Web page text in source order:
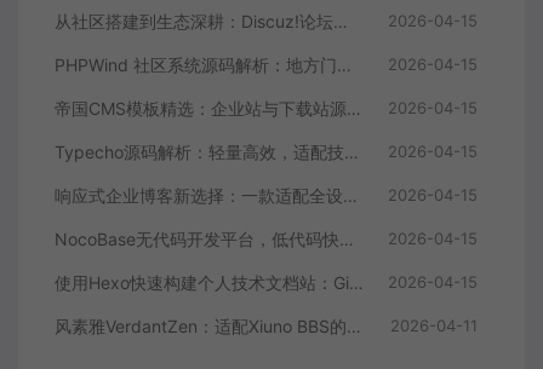
从社区搭建到生态深耕：Discuz!论坛源码的进阶价值 2026-04-15
PHPWind 社区系统源码解析：地方门户与论坛的技术实现 2026-04-15
帝国CMS模板精选：企业站与下载站源码全解析 2026-04-15
Typecho源码解析：轻量高效，适配技术博主的个人博客首选 2026-04-15
响应式企业博客新选择：一款适配全设备的WordPress主题源码 2026-04-15
NocoBase无代码开发平台，低代码快速搭建应用，支持自定义工作流 2026-04-15
使用Hexo快速构建个人技术文档站：GitHub Pages托管全攻略 2026-04-15
风素雅VerdantZen：适配Xiuno BBS的现代化主题源码解析与体验优化 2026-04-11